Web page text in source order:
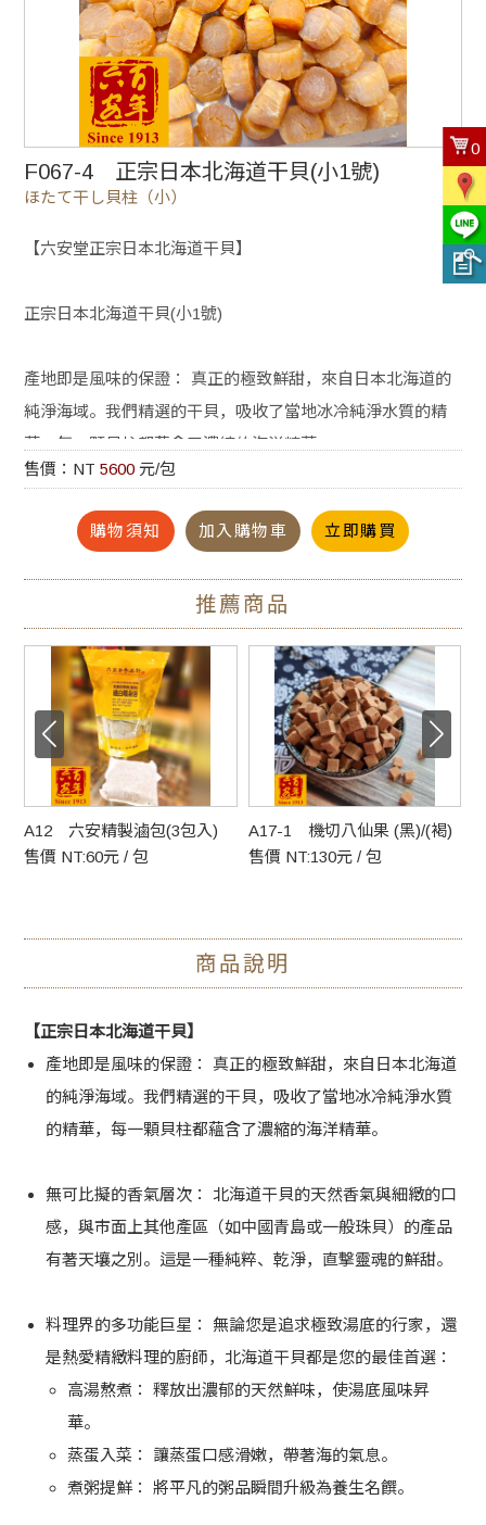
0
F067-4 正宗日本北海道干貝(小1號)
ほたて干し貝柱（小）
【六安堂正宗日本北海道干貝】
正宗日本北海道干貝(小1號)
產地即是風味的保證： 真正的極致鮮甜，來自日本北海道的
純淨海域。我們精選的干貝，吸收了當地冰冷純淨水質的精
華，每一顆貝柱都蘊含了濃縮的海洋精華。
售價：NT5600 元/包
購物須知 加入購物車 立即購買
推薦商品
A17-1 機切八仙果 (黑)/(褐)
售價 NT:130元 / 包
A17-3 手切八仙果(黑)/(褐)
售價 NT:150元 / 包
商品說明
【正宗日本北海道干貝】
產地即是風味的保證：
真正的極致鮮甜，來自日本北海道
的純淨海域。我們精選的干貝，吸收了當地冰冷純淨水質
的精華，每一顆貝柱都蘊含了濃縮的海洋精華。
無可比擬的香氣層次： 北海道干貝的天然香氣與細緻的口
感，與市面上其他產區（如中國青島或一般珠貝）的產品
有著天壤之別。這是一種純粹、乾淨，直擊靈魂的鮮甜。
料理界的多功能巨星：
無論您是追求極致湯底的行家，還
是熱愛精緻料理的廚師，北海道干貝都是您的最佳首選 ：
高湯熬煮：
釋放出濃郁的天然鮮味，使湯底風味昇
華。
蒸蛋入菜：
讓蒸蛋口感滑嫩，帶著海的氣息。
煮粥提鮮：
將平凡的粥品瞬間升級為養生名饌。